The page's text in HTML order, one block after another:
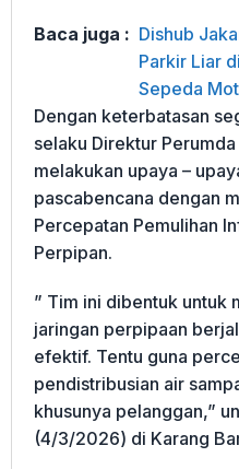
Baca juga : Dishub
Parkir Liar
Sepeda
Dengan keterbatasan
selaku Direktur
melakukan upaya –
pascabencana dengan
Percepatan Pemulihan
Perpipan.
” Tim ini dibentuk untuk
jaringan perpipaan
efektif. Tentu guna
pendistribusian air
khusunya pelanggan,”
(4/3/2026) di Karang